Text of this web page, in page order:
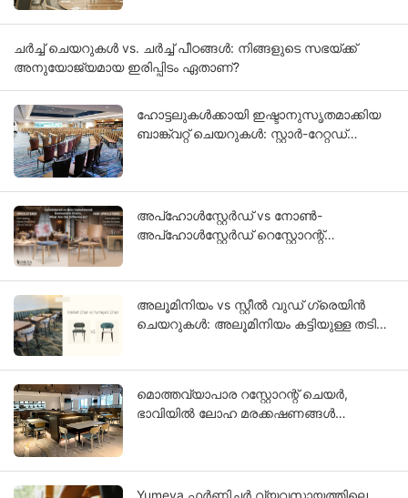
ചർച്ച് ചെയറുകൾ vs. ചർച്ച് പീഠങ്ങൾ: നിങ്ങളുടെ സഭയ്ക്ക്
അനുയോജ്യമായ ഇരിപ്പിടം ഏതാണ്?
ഹോട്ടലുകൾക്കായി ഇഷ്ടാനുസൃതമാക്കിയ
ബാങ്ക്വറ്റ് ചെയറുകൾ: സ്റ്റാർ-റേറ്റഡ്
അപ്ഹോൾസ്റ്റേർഡ് vs നോൺ-
അപ്ഹോൾസ്റ്റേർഡ് റെസ്റ്റോറന്റ്
അലൂമിനിയം vs സ്റ്റീൽ വുഡ് ഗ്രെയിൻ
ചെയറുകൾ: അലൂമിനിയം കട്ടിയുള്ള തടി
മൊത്തവ്യാപാര റസ്റ്റോറന്റ് ചെയർ,
ഭാവിയിൽ ലോഹ മരക്കഷണങ്ങൾ